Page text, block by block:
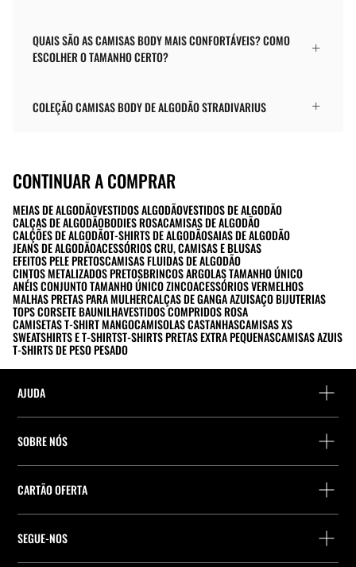
QUAIS SÃO AS CAMISAS BODY MAIS CONFORTÁVEIS? COMO
ESCOLHER O TAMANHO CERTO?
COLEÇÃO CAMISAS BODY DE ALGODÃO STRADIVARIUS
CONTINUAR A COMPRAR
MEIAS DE ALGODÃOVESTIDOS ALGODÃOVESTIDOS DE ALGODÃO
CALÇAS DE ALGODÃOBODIES ROSACAMISAS DE ALGODÃO
CALÇÕES DE ALGODÃOT-SHIRTS DE ALGODÃOSAIAS DE ALGODÃO
JEANS DE ALGODÃOACESSÓRIOS CRU, CAMISAS E BLUSAS
EFEITOS PELE PRETOSCAMISAS FLUIDAS DE ALGODÃO
CINTOS METALIZADOS PRETOSBRINCOS ARGOLAS TAMANHO ÚNICO
ANÉIS CONJUNTO TAMANHO ÚNICO ZINCOACESSÓRIOS VERMELHOS
MALHAS PRETAS PARA MULHERCALÇAS DE GANGA AZUISAÇO BIJUTERIAS
TOPS CORSETE BAUNILHAVESTIDOS COMPRIDOS ROSA
CAMISETAS T-SHIRT MANGOCAMISOLAS CASTANHASCAMISAS XS
SWEATSHIRTS E T-SHIRTST-SHIRTS PRETAS EXTRA PEQUENASCAMISAS AZUIS
T-SHIRTS DE PESO PESADO
AJUDA
Localiza a tua encomenda
Localizador de pontos de entrega
Preferências de cookies
SOBRE NÓS
Empresa
Company Profile
CARTÃO OFERTA
Compra de Cartão Presente
SEGUE-NOS